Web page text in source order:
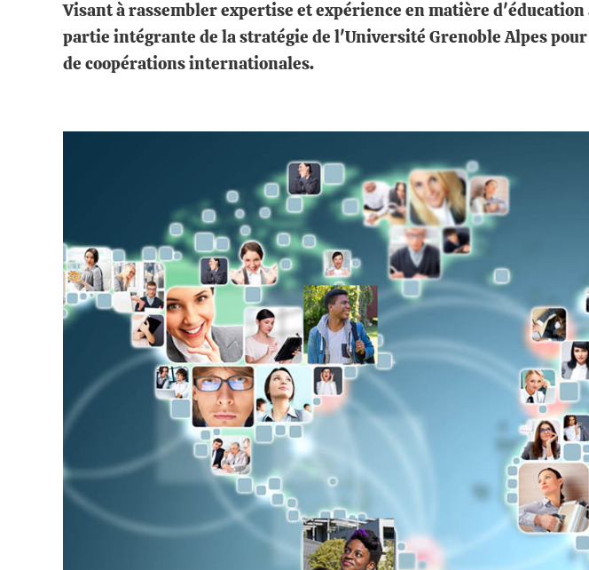
Visant à rassembler expertise et expérience en matière
partie intégrante de la stratégie de l'Université Grenoble Alpes
de coopérations internationales.